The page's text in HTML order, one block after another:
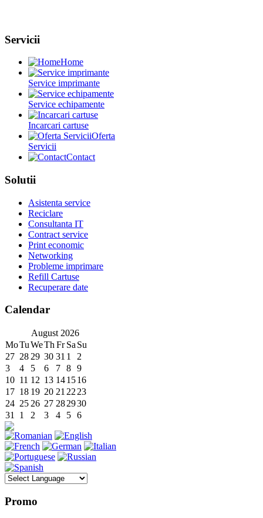
Servicii
Home
Service imprimante
Service echipamente
Incarcari cartuse
Oferta
Servicii
Contact
Solutii
Asistenta service
Reciclare
Consultanta IT
Contract service
Print economic
Networking
Probleme imprimare
Refill Cartuse
Recuperare date
Calendar
August 2026
MoTuWeTh Fr Sa Su
27 28 29 30 31 1
2
3
4 5 6 7 8 9
10 11 12 13 141516
17 18 19 20 21 22 23
24 25 26 27 282930
31
1 2 3 4 5 6
Promo